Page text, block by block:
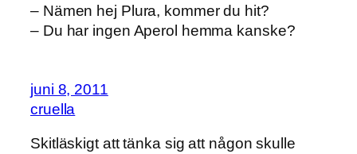
– Nämen hej Plura, kommer du hit?
– Du har ingen Aperol hemma kanske?
juni 8, 2011
cruella
Skitläskigt att tänka sig att någon skulle